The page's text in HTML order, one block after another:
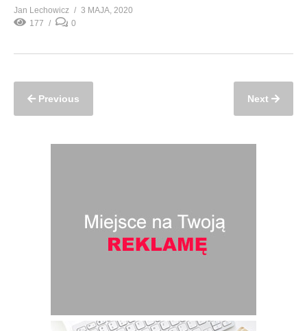
Jan Lechowicz
3 MAJA, 2020
177
0
Previous Next